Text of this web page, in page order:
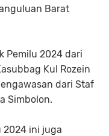
Barat
Pemilu 2024 dari
Kul Rozein
dari Staf
Simbolon.
2024 ini juga